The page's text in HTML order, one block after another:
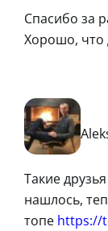
Спасибо за
Хорошо, что
Такие
нашлось,
топе https://